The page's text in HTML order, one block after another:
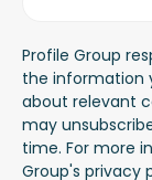
Profile Group
the information
about relevant
may
time. For more
Group's privacy